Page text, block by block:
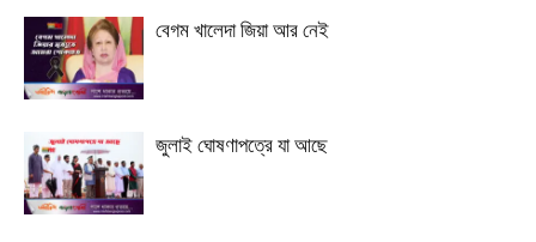
বেগম খালেদা জিয়া আর নেই
জুলাই ঘোষণাপত্রে যা আছে